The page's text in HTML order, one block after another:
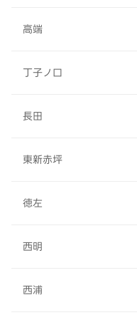
高端
丁子ノ口
長田
東新赤坪
徳左
西明
西浦